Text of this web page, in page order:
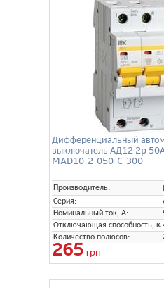
Дифференциальный
выключатель АД12 2p
MAD10-2-050-C-300
Производитель:
Серия:
Номинальный ток, А:
Отключающая способность,
Количество полюсов:
265 грн